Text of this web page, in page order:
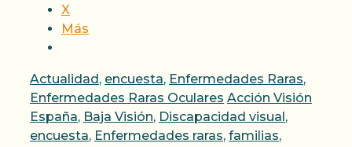
X
Más
Categorías
Actualidad , encuesta, Enfermedades Raras,
Enfermedades Raras Oculares Etiquetas
Acción Visión
España, Baja Visión, Discapacidad visual ,
encuesta, Enfermedades raras, familias,